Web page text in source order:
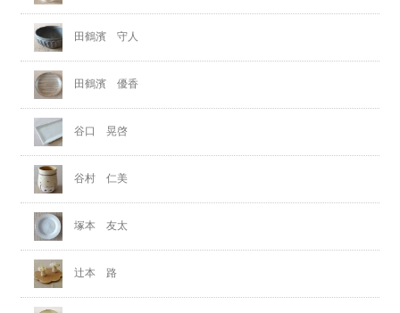
田鶴濱 守人
田鶴濱 優香
谷口 晃啓
谷村 仁美
塚本 友太
辻本 路